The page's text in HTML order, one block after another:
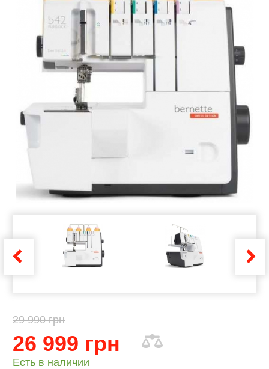
29 990 грн
26 999 грн
Есть в наличии